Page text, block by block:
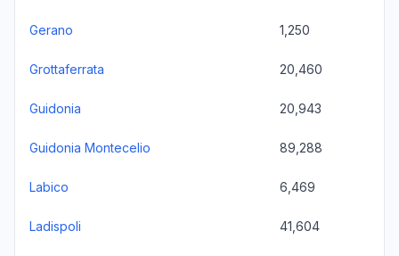
Gerano 1,250
Grottaferrata 20,460
Guidonia 20,943
Guidonia Montecelio 89,288
Labico 6,469
Ladispoli 41,604